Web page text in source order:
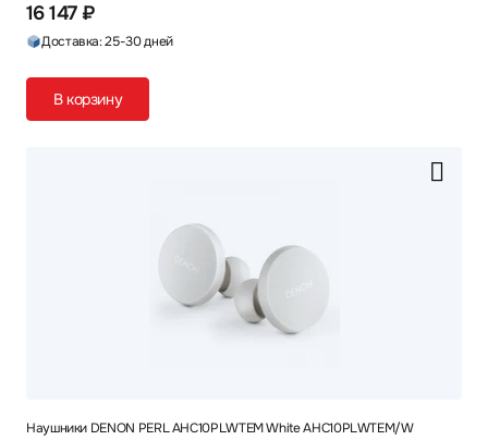
16 147 ₽
Доставка: 25-30 дней
В корзину
Наушники DENON PERL AHC10PLWTEM White AHC10PLWTEM/W